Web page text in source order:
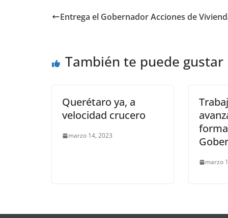
e
o
er l s
p
e
er
gr p
Entrega el Gobernador Acciones de
También te puede gustar
Querétaro ya, a
velocidad crucero
marzo 14, 2023
marzo